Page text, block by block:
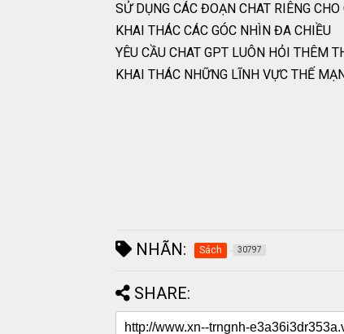
SỬ DỤNG CÁC ĐOẠN CHAT RIÊNG
KHAI THÁC CÁC GÓC NHÌN ĐA CHIỀU
YÊU CẦU CHAT GPT LUÔN HỎI THÊM
KHAI THÁC NHỮNG LĨNH VỰC THẾ
NHÃN: Sách 30797
SHARE: